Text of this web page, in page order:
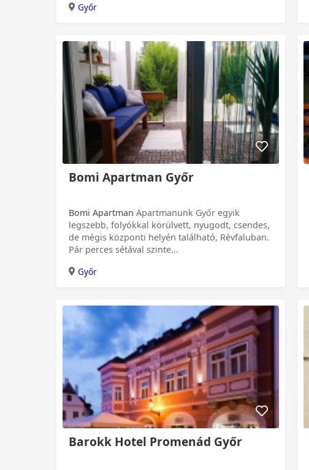
Győr
Bomi Apartman Győr
Bomi Apartman
legszebb, folyókkal körülvett, nyugodt, csendes,
de mégis központi helyén található, Révfaluban.
Pár perces sétával szinte...
Győr
Barokk Hotel Promenád Győr